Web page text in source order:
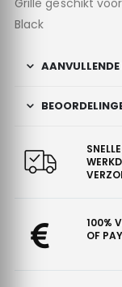
Grille geschikt voor
Black
100%
OF